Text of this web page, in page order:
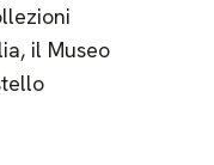
il Museo